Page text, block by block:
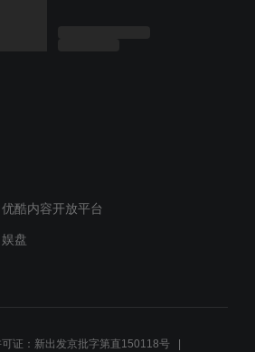
优酷内容开放平台
娱盘
证：新出发京批字第直150118号